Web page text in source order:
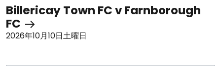
Billericay Town FC v Farnborough
FC
2026年10月10日土曜日